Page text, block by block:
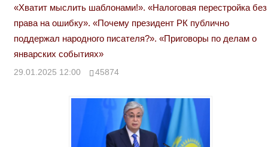
«Хватит мыслить шаблонами!». «Налоговая перестройка без
права на ошибку». «Почему президент РК публично
поддержал народного писателя?». «Приговоры по делам о
январских событиях»
29.01.2025 12:00 45874